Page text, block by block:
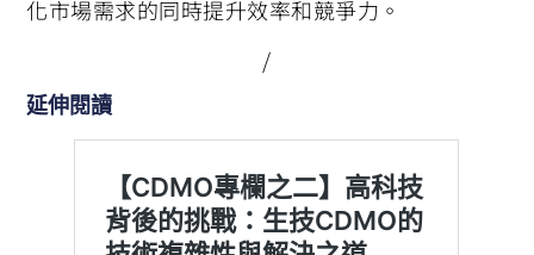
化市場需求的同時提升效率和競爭力。
/
延伸閱讀